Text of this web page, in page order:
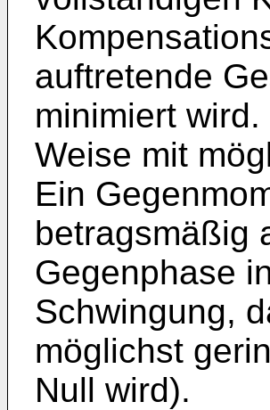
auftretende
minimiert
Weise mit
Ein
betragsmäßig
Gegenphase
Schwingung,
möglichst
Null wird).